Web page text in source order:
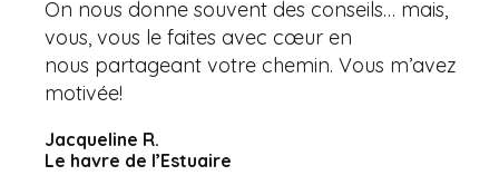
On nous donne souvent des conseils… mais,
vous, vous le faites avec cœur en
nous partageant votre chemin. Vous m’avez
motivée!
Jacqueline R.
Le havre de l’Estuaire